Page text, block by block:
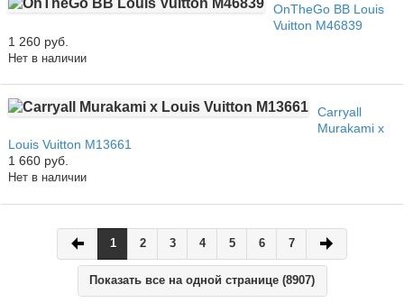
OnTheGo BB Louis
Vuitton M46839
1 260 руб.
Нет в наличии
Carryall
Murakami x
Louis Vuitton M13661
1 660 руб.
Нет в наличии
1 2 3 4 5 6 7
Показать все на одной странице (8907)